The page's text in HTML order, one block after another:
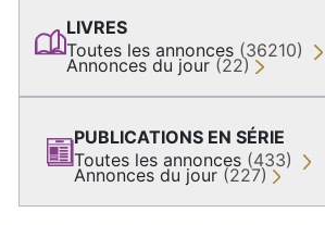
LIVRES
Toutes les annonces (36210)
Annonces du jour (22)
PUBLICATIONS EN SÉRIE
Toutes les annonces (433)
Annonces du jour (227)